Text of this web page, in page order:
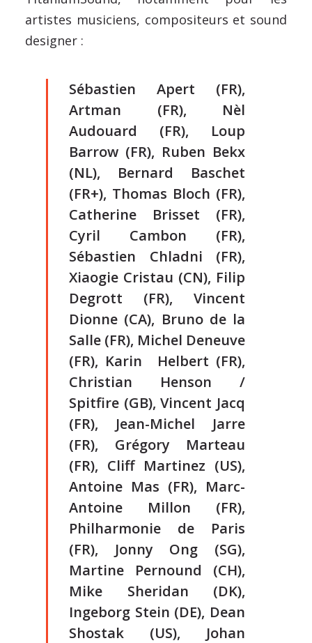
artistes musiciens, compositeurs et sound
designer :
Sébastien Apert (FR),
Artman (FR), Nèl
Audouard (FR), Loup
Barrow (FR), Ruben Bekx
(NL), Bernard Baschet
(FR+), Thomas Bloch (FR),
Catherine Brisset (FR),
Cyril Cambon (FR),
Sébastien Chladni (FR),
Xiaogie Cristau (CN), Filip
Degrott (FR), Vincent
Dionne (CA), Bruno de la
Salle (FR), Michel Deneuve
(FR), Karin Helbert (FR),
Christian Henson /
Spitfire (GB), Vincent Jacq
(FR), Jean-Michel Jarre
(FR), Grégory Marteau
(FR), Cliff Martinez (US),
Antoine Mas (FR), Marc-
Antoine Millon (FR),
Philharmonie de Paris
(FR), Jonny Ong (SG),
Martine Pernound (CH),
Mike Sheridan (DK),
Ingeborg Stein (DE), Dean
Shostak (US), Johan